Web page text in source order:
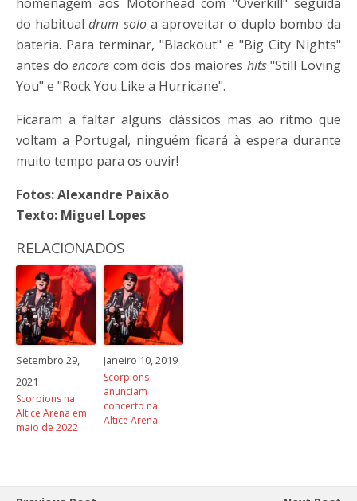
do habitualdrum soloa aproveitar o duplo bombo da
bateria. Para terminar, "Blackout" e "Big City Nights"
antes doencore com dois dos maiores hits"Still Loving
You" e "Rock You Like a Hurricane".
Ficaram a faltar alguns clássicos mas ao ritmo que
voltam a Portugal, ninguém ficará à espera durante
muito tempo para os ouvir!
Fotos: Alexandre Paixão
Texto: Miguel Lopes
RELACIONADOS
Setembro 29,
2021
Scorpions na
Altice Arena em
maio de 2022
Janeiro 10, 2019
Scorpions
anunciam
concerto na
Altice Arena